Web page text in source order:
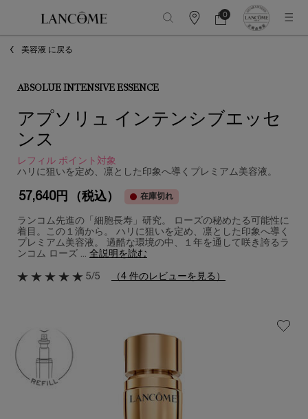
カ
カ
ー
0
0 カート内の製品
美容液 に戻る
ABSOLUE INTENSIVE ESSENCE
アプソリュ インテンシブエッセ
ンス
レフィル ポイント対象
ハリに狙いを定め、凛とした印象へ導くプレミアム美容液。
57,640円 （税込） 在庫切れ
ランコム先進の「細胞長寿​」研究。 ローズの秘めたる可能性に
着目。この１滴から。 ハリに狙いを定め、凛とした印象へ導く
プレミアム美容液。 過酷な環境の中、１年を通して咲き誇るラ
ンコム ローズ ... 全説明を読む
5/5 （4 件のレビューを見る）